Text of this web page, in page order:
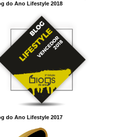
do Ano Lifestyle 2018
do Ano Lifestyle 2017